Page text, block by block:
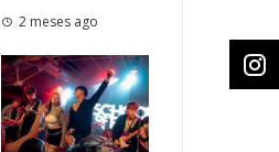
2 meses ago